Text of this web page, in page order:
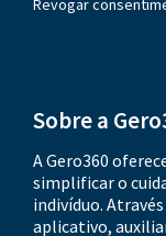
Revogar
Sobre a
A Gero360
simplificar o
indivíduo.
aplicativo,